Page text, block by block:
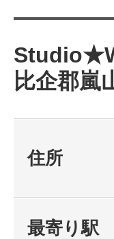
比企郡嵐
住所
最寄り駅